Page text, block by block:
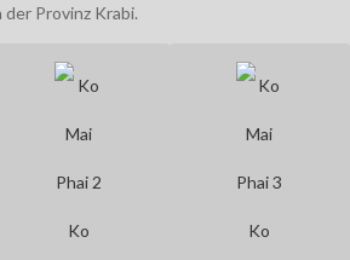
der Provinz Krabi.
Ko Ko